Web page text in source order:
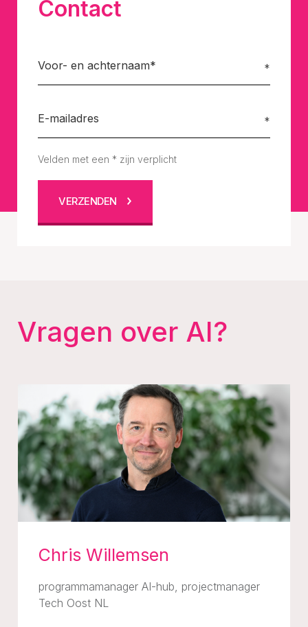
Contact
Velden met een * zijn verplicht
VERZENDEN
Vragen over AI?
Chris Willemsen
programmamanager AI-hub, projectmanager
Tech Oost NL